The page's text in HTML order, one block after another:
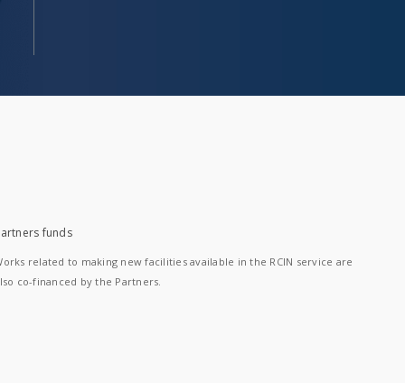
funds
related to making new facilities available in the RCIN service are
co-financed by the Partners.